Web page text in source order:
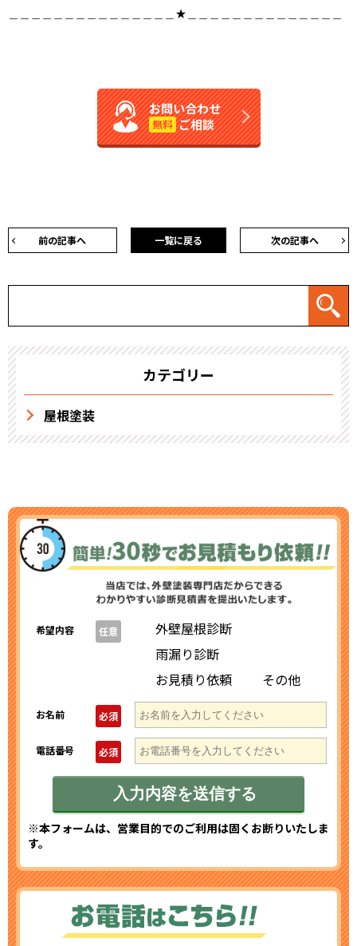
＿＿＿＿＿＿＿＿＿＿＿＿＿＿＿★＿＿＿＿＿＿＿＿＿＿＿＿＿＿
お問い合わせ
無料 ご相談
前の記事へ 次の記事へ
一覧に戻る
カテゴリー
屋根塗装
希望内容 任意
外壁屋根診断
雨漏り診断
お見積り依頼
その他
お名前 必須
電話番号 必須
※本フォームは、営業目的でのご利用は固くお断りいたしま
す。